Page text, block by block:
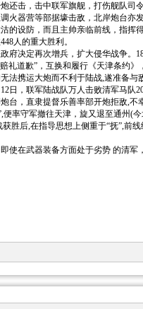
还击，击中联军旗舰，打伤舰队司
火器营等部据壕击敌，北岸炮台亦
的设防，而且主帅亲临前线，指挥
人的重大胜利。
决定再次增兵，扩大侵华战争。
礼道歉”，互换和履行《天津条约
法携运大炮而不利于陆战,遂准备与
日，联军陆战队万人击败清军马队
台，直隶提督乐善率部开炮拒敌,不
率守军撤往天津，旋又退至通州(
胜后,在指导思想上侧重于“抚”,前
在武器装备方面处于劣势 的清军